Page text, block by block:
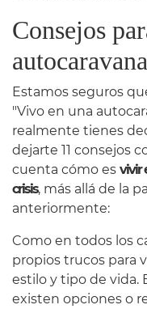
Consejos
autocaravana
Estamos seguros
"Vivo en una
realmente tienes
dejarte 11 consejos
cuenta cómo es vivir
crisis, más allá de la
anteriormente:
Como en todos los
propios trucos para
estilo y tipo de vida.
existen opciones o